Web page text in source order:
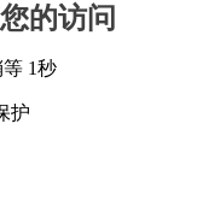
的访问
1秒
护